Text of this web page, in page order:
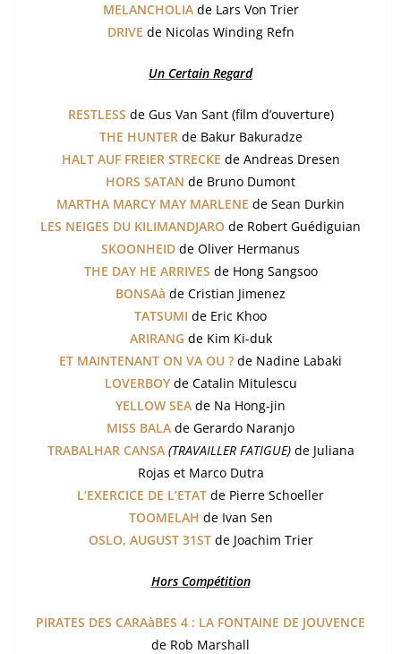
MELANCHOLIA de Lars Von Trier
DRIVE de Nicolas Winding Refn
Un Certain Regard
RESTLESS de Gus Van Sant (film d’ouverture)
THE HUNTER de Bakur Bakuradze
HALT AUF FREIER STRECKE de Andreas Dresen
HORS SATAN de Bruno Dumont
MARTHA MARCY MAY MARLENE de Sean Durkin
LES NEIGES DU KILIMANDJARO de Robert Guédiguian
SKOONHEID de Oliver Hermanus
THE DAY HE ARRIVES de Hong Sangsoo
BONSAà de Cristian Jimenez
TATSUMI de Eric Khoo
ARIRANG de Kim Ki-duk
ET MAINTENANT ON VA OU ? de Nadine Labaki
LOVERBOY de Catalin Mitulescu
YELLOW SEA de Na Hong-jin
MISS BALA de Gerardo Naranjo
TRABALHAR CANSA (TRAVAILLER FATIGUE)de Juliana
Rojas et Marco Dutra
L’EXERCICE DE L’ETAT de Pierre Schoeller
TOOMELAH de Ivan Sen
OSLO, AUGUST 31ST de Joachim Trier
Hors Compétition
PIRATES DES CARAàBES 4 : LA FONTAINE DE JOUVENCE
de Rob Marshall